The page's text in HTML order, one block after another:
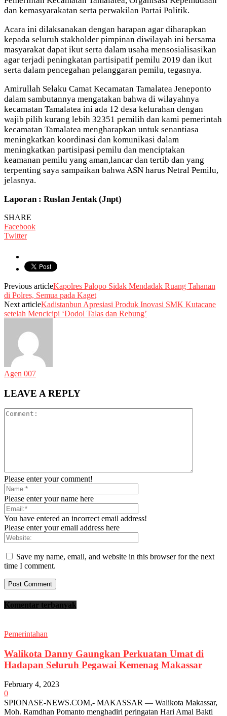
dan kemasyarakatan serta perwakilan Partai Politik.
Acara ini dilaksanakan dengan harapan agar diharapkan
kepada seluruh stakholder pimpinan diwilayah ini bersama
masyarakat dapat ikut serta dalam usaha mensosialisasikan
agar terjadi peningkatan partisipatif pemilu 2019 dan ikut
serta dalam pencegahan pelanggaran pemilu, tegasnya.
Amirullah Selaku Camat Kecamatan Tamalatea Jeneponto
dalam sambutannya mengatakan bahwa di wilayahnya
kecamatan Tamalatea ini ada 12 desa kelurahan dengan
wajib pilih kurang lebih 32351 pemilih dan kami pemerintah
kecamatan Tamalatea mengharapkan untuk senantiasa
meningkatkan koordinasi dan komunikasi dalam
meningkatkan partisipasi pemilu dan menciptakan
keamanan pemilu yang aman,lancar dan tertib dan yang
terpenting saya sampaikan bahwa ASN harus Netral Pemilu,
jelasnya.
Laporan : Ruslan Jentak (Jnpt)
SHARE
Facebook
Twitter
Previous articleKapolres Palopo Sidak Mendadak Ruang Tahanan
di Polres, Semua pada Kaget
Next articleKadistanbun Apresiasi Produk Inovasi SMK Kutacane
setelah Mencicipi ‘Dodol Talas dan Rebung’
Agen 007
LEAVE A REPLY
Please enter your comment!
Please enter your name here
You have entered an incorrect email address!
Please enter your email address here
Save my name, email, and website in this browser for the next
time I comment.
Komentar terbanyak
Pemerintahan
Walikota Danny Gaungkan Perkuatan Umat di
Hadapan Seluruh Pegawai Kemenag Makassar
February 4, 2023
0
SPIONASE-NEWS.COM,- MAKASSAR — Walikota Makassar,
Moh. Ramdhan Pomanto menghadiri peringatan Hari Amal Bakti